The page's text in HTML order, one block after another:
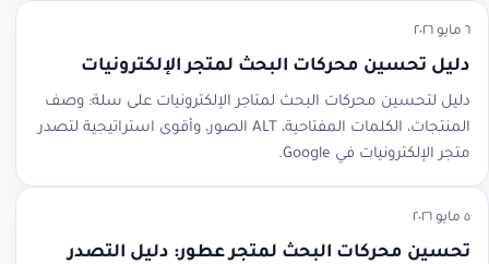
٦ مايو ٢٠٢٦
دليل تحسين محركات البحث لمتجر الإلكترونيات
دليل لتحسين محركات البحث لمتاجر الإلكترونيات على سلة: وصف
المنتجات، الكلمات المفتاحية، ALT الصور، وأقوى استراتيجية لتصدر
متجر الإلكترونيات في Google.
٥ مايو ٢٠٢٦
تحسين محركات البحث لمتجر عطور: دليل التصدر